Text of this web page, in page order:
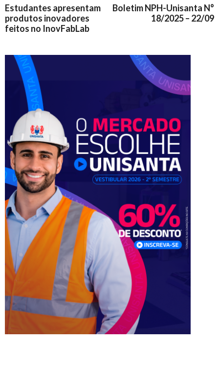
Estudantes apresentam
produtos inovadores
feitos no InovFabLab
Boletim NPH-Unisanta N°
18/2025 – 22/09